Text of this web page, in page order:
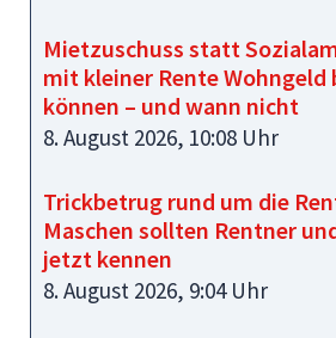
Mietzuschuss statt
mit kleiner Rente Wohngeld
können – und wann nicht
8. August 2026, 10:08 Uhr
Trickbetrug rund um die
Maschen sollten Rentner
jetzt kennen
8. August 2026, 9:04 Uhr